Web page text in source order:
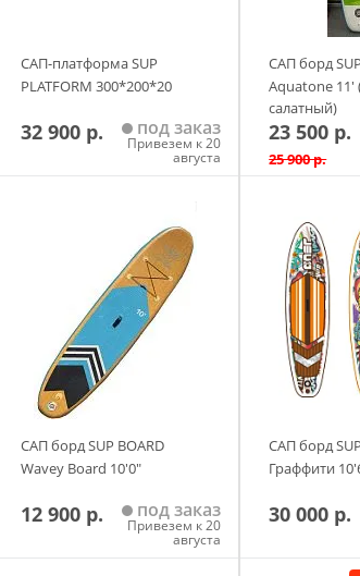
К преимуществам каяка с открытой декой
эффективное распределение груза. В любой
начнется дождь - просто укрыть палубу
естественным укрытием вещей от солнца или
Одно из главных удобств надувной байдарки -
долгих переходах. Расположение и угол
настроить под себя.
Изображения и цвет представленного товара
выпуска.
САП-платформа SUP
PLATFORM 300*200*20
32 900 р. под заказ
Привезем к 20
августа
САП борд
Aquatone 11'
салатный)
23 500 р.
25 900 р.
САП борд SUP BOARD
Wavey Board 10'0"
12 900 р. под заказ
Привезем к 20
августа
САП борд
Граффити
30 000 р.